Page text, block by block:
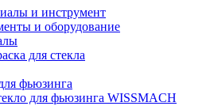
и инструмент
и оборудование
для стекла
фьюзинга
для фьюзинга WISSMACH